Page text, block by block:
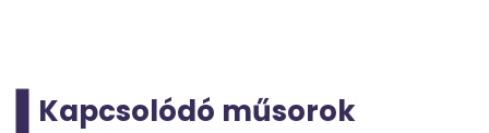
Kapcsolódó műsorok